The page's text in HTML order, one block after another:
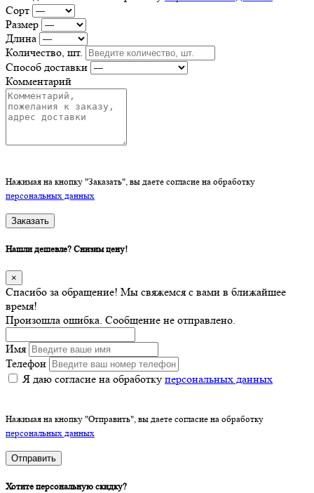
Сорт
Размер
Длина
Количество, шт.
Способ доставки
Комментарий
Нажимая на кнопку "Заказать", вы даете согласие на обработку
персональных данных
Заказать
Нашли дешевле? Снизим цену!
×
Спасибо за обращение! Мы свяжемся с вами в ближайшее
время!
Произошла ошибка. Сообщение не отправлено.
Имя
Телефон
Я даю согласие на обработку персональных данных
Нажимая на кнопку "Отправить", вы даете согласие на обработку
персональных данных
Отправить
Хотите персональную скидку?